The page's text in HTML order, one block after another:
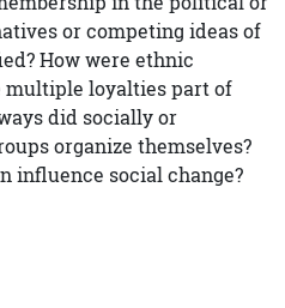
or competing ideas of
How were ethnic
multiple loyalties part of
did socially or
organize themselves?
influence social change?